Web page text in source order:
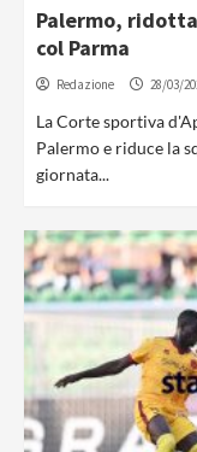
Palermo,
col Parma
Redazione 28/03/
La Corte sportiva
Palermo e riduce la
giornata...